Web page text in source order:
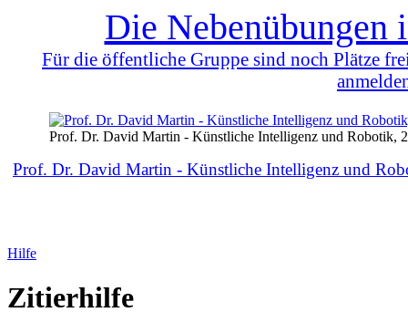
Die Nebenübungen
Für die öffentliche Gruppe sind noch Plätze
Prof. Dr. David Martin - Künstliche Intelligenz und Robotik,
Prof. Dr. David Martin - Künstliche Intelligenz und
Hilfe
Zitierhilfe